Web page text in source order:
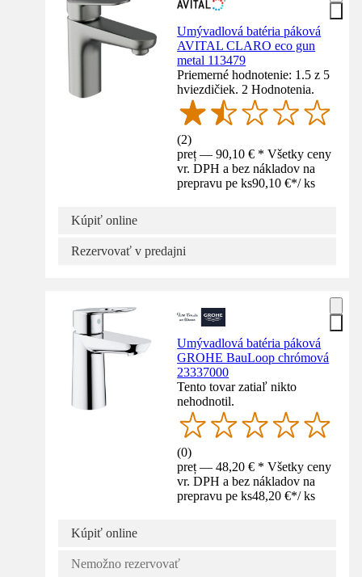
Umývadlová batéria páková
AVITAL CLARO eco gun
metal 113479
Priemerné hodnotenie: 1.5 z 5
hviezdičiek. 2 Hodnotenia.
(2)
preț — 90,10 € * Všetky ceny
vr. DPH a bez nákladov na
prepravu pe ks90,10 €*/ ks
Kúpiť online
Rezervovať v predajni
Umývadlová batéria páková
GROHE BauLoop chrómová
23337000
Tento tovar zatiaľ nikto
nehodnotil.
(0)
preț — 48,20 € * Všetky ceny
vr. DPH a bez nákladov na
prepravu pe ks48,20 €*/ ks
Kúpiť online
Nemožno rezervovať